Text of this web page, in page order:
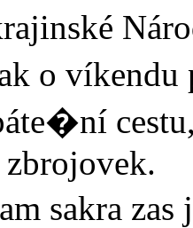
o
sakra